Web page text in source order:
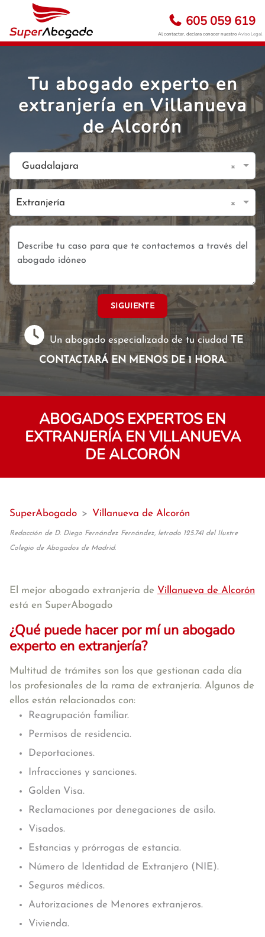
605 059 619
Al contactar, declara conocer nuestroAviso Legal
Tu abogado experto en
extranjería en Villanueva
de Alcorón
Guadalajara ×
Extranjería ×
SIGUIENTE
Un abogado especializado de tu ciudad TE
CONTACTARÁ EN MENOS DE 1 HORA.
ABOGADOS EXPERTOS EN
EXTRANJERÍA EN VILLANUEVA
DE ALCORÓN
SuperAbogado > Villanueva de Alcorón
Redacción de D. Diego Fernández Fernández, letrado 125.741 del Ilustre
Colegio de Abogados de Madrid.
El mejor abogado extranjería de Villanueva de Alcorón
está en SuperAbogado
¿Qué puede hacer por mí un abogado
experto en extranjería?
Multitud de trámites son los que gestionan cada día
los profesionales de la rama de extranjería. Algunos de
ellos están relacionados con:
Reagrupación familiar.
Permisos de residencia.
Deportaciones.
Infracciones y sanciones.
Golden Visa.
Reclamaciones por denegaciones de asilo.
Visados.
Estancias y prórrogas de estancia.
Número de Identidad de Extranjero (NIE).
Seguros médicos.
Autorizaciones de Menores extranjeros.
Vivienda.